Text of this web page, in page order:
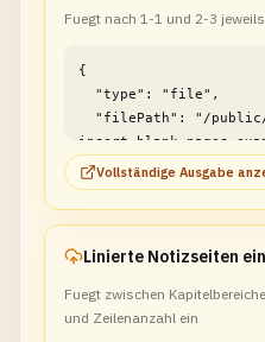
Fuegt nach 1-1 und 2-3
{
insert-blank-pages-
}
Vollständige Ausgabe
Linierte Notizseiten
Fuegt zwischen
und Zeilenanzahl ein